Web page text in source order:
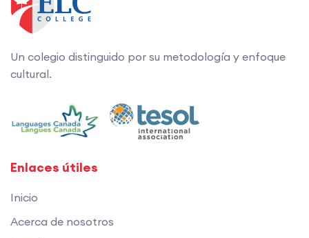
Un colegio distinguido por su metodología y enfoque
cultural.
Enlaces útiles
Inicio
Acerca de nosotros